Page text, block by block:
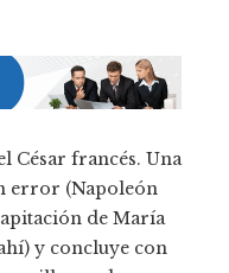
César francés. Una
error (Napoleón
de María
y concluye con